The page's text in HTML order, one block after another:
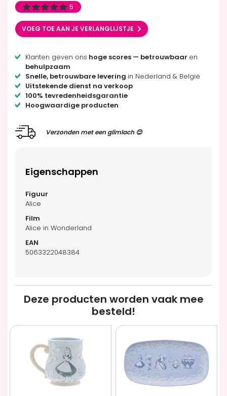
5
VOEG TOE AAN JE VERLANGLIJSTJE
Klanten geven ons hoge scores — betrouwbaar en
behulpzaam
Snelle, betrouwbare levering in Nederland & België
Uitstekende dienst na verkoop
100% tevredenheidsgarantie
Hoogwaardige producten
Verzonden met een glimlach 😊
Eigenschappen
Alice
Alice in Wonderland
5063322048384
Deze producten worden vaak mee
besteld!